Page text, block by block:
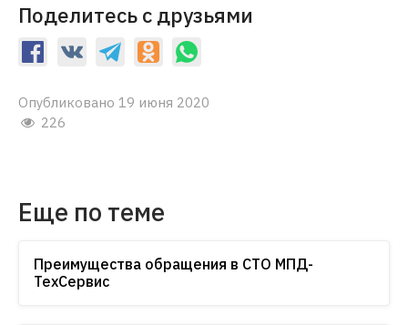
Поделитесь с друзьями
Опубликовано 19 июня 2020
226
Еще по теме
Преимущества обращения в СТО МПД-
ТехСервис